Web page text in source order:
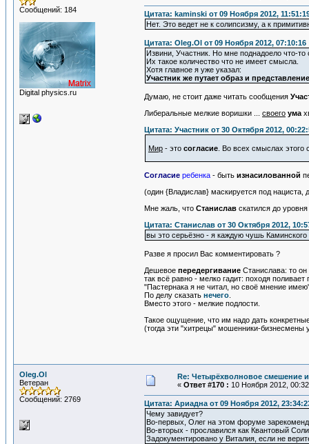
Сообщений: 184
Digital physics.ru
Цитата: kaminski от 09 Ноября 2012,
Нет. Это ведет не к солипсизму, а к
Цитата: Oleg.Ol от 09 Ноября 2012, 07:10:16
Извини, Участник. Но мне поднадоело что-то
Их такое количество что не имеет смысла.
Хотя главное я уже указал:
Участник же путает образ и представление
Думаю, не стоит даже читать сообщения
Либеральные мелкие воришки ... своего ума
Цитата: Участник от 30 Октября 2012,
Мир - это согласие . Во всех смыслах этого
Согласие ребенка - быть изнасилованной
(один {Владислав} маскируется под
Мне жаль, что Станислав скатился до
Цитата: Станислав от 30 Октября 2012,
вы это серьёзно - я каждую чушь
Разве я просил Вас комментировать ?
Дешевое передергивание Станислава: то он
так всё равно - мелко гадит: походя
"Пастернака я не читал, но своё мнение
По делу сказать нечего
Вместо этого - мелкие подлости.
Такое ощущение, что им надо дать
(тогда эти "хитрецы" мошенники-бизнесмены
Oleg.Ol
Ветеран
Сообщений: 2769
Re: Четырёхволновое смешение и
« Ответ #170 : 10 Ноября 2012,
Цитата: Ариадна от 09 Ноября 2012,
Чему завидует?
Во-первых, Олег на этом форуме
Во-вторых - прославился как Квантовый
Задокументировано у Виталия, если не